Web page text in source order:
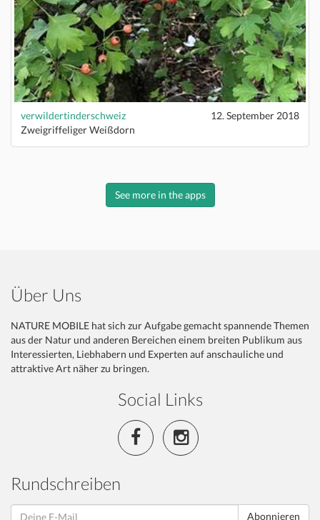
verwildertinderschweiz
12. September 2018
Zweigriffeliger Weißdorn
See more in the apps
Über Uns
NATURE MOBILE hat sich zur Aufgabe gemacht spannende Themen
aus der Natur und anderen Bereichen einem breiten Publikum aus
Interessierten, Liebhabern und Experten auf anschauliche und
attraktive Art näher zu bringen.
Social Links
Rundschreiben
Abonnieren